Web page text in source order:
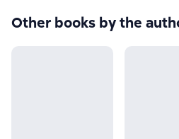
Other books by the